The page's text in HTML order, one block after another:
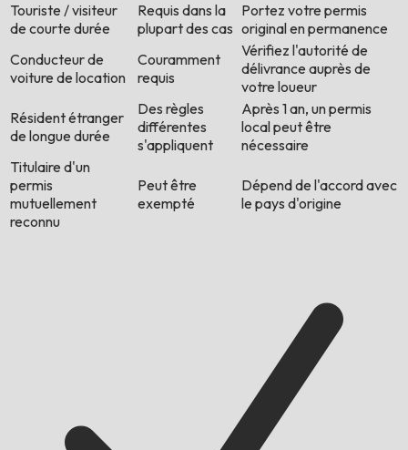
Touriste / visiteur
de courte durée
Requis dans la
plupart des cas
Portez votre permis
original en permanence
Conducteur de
voiture de location
Couramment
requis
Vérifiez l'autorité de
délivrance auprès de
votre loueur
Résident étranger
de longue durée
Des règles
différentes
s'appliquent
Après 1 an, un permis
local peut être
nécessaire
Titulaire d'un
permis
mutuellement
reconnu
Peut être
exempté
Dépend de l'accord avec
le pays d'origine